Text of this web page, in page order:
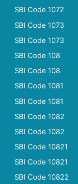
SBI Code 1072
SBI Code 1073
SBI Code 1073
SBI Code 108
SBI Code 108
SBI Code 1081
SBI Code 1081
SBI Code 1082
SBI Code 1082
SBI Code 10821
SBI Code 10821
SBI Code 10822